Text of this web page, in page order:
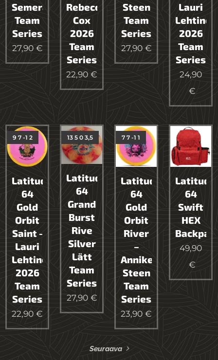
Semerád
Team
Series
27,90€
Rebecca
Cox
2026
Team
Series
22,90 €
Steen
Team
Series
27,90€
Lauri
Lehtinen
2026
Team
Series
24,90
€
Latitude
64
Gold
Orbit
Saint -
Lauri
Lehtinen
2026
Team
Series
9 7 -1 2
22,90 €
Latitude
64
Grand
Burst
Rive
Silver
Lätt
Team
Series
13 5 0 3,5
27,90€
Latitude
64
Gold
Orbit
River
–
Anniken
Steen
Team
Series
7 7 -1 1
23,90 €
Latitude
64
Swift
HEX
49,90
€
Seuraava